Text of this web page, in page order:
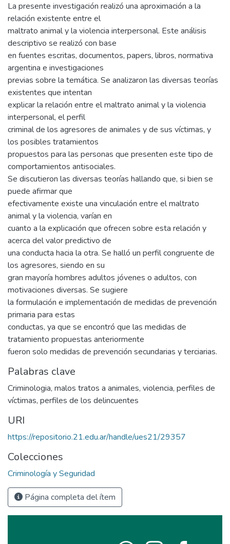
La presente investigación realizó una aproximación a la
relación existente entre el
maltrato animal y la violencia interpersonal. Este análisis
descriptivo se realizó con base
en fuentes escritas, documentos, papers, libros, normativa
argentina e investigaciones
previas sobre la temática. Se analizaron las diversas teorías
existentes que intentan
explicar la relación entre el maltrato animal y la violencia
interpersonal, el perfil
criminal de los agresores de animales y de sus víctimas, y
los posibles tratamientos
propuestos para las personas que presenten este tipo de
comportamientos antisociales.
Se discutieron las diversas teorías hallando que, si bien se
puede afirmar que
efectivamente existe una vinculación entre el maltrato
animal y la violencia, varían en
cuanto a la explicación que ofrecen sobre esta relación y
acerca del valor predictivo de
una conducta hacia la otra. Se halló un perfil congruente de
los agresores, siendo en su
gran mayoría hombres adultos jóvenes o adultos, con
motivaciones diversas. Se sugiere
la formulación e implementación de medidas de prevención
primaria para estas
conductas, ya que se encontró que las medidas de
tratamiento propuestas anteriormente
fueron solo medidas de prevención secundarias y terciarias.
Palabras clave
Criminologia, malos tratos a animales, violencia, perfiles de
víctimas, perfiles de los delincuentes
URI
https://repositorio.21.edu.ar/handle/ues21/29357
Colecciones
Criminología y Seguridad
Página completa del ítem